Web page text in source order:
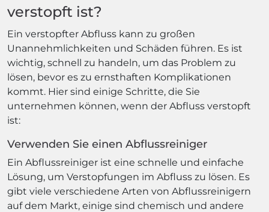
verstopft ist?
Ein verstopfter Abfluss kann zu großen
Unannehmlichkeiten und Schäden führen. Es ist
wichtig, schnell zu handeln, um das Problem zu
lösen, bevor es zu ernsthaften Komplikationen
kommt. Hier sind einige Schritte, die Sie
unternehmen können, wenn der Abfluss verstopft
ist:
Verwenden Sie einen Abflussreiniger
Ein Abflussreiniger ist eine schnelle und einfache
Lösung, um Verstopfungen im Abfluss zu lösen. Es
gibt viele verschiedene Arten von Abflussreinigern
auf dem Markt, einige sind chemisch und andere